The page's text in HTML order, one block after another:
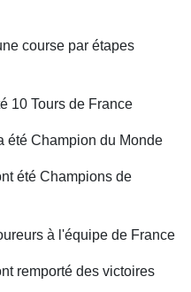
course par étapes
10 Tours de France
été Champion du Monde
été Champions de
à l'équipe de France
remporté des victoires